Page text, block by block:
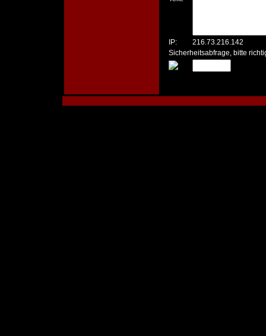
IP:
216.73.216.142
Sicherheitsabfrage, bitte